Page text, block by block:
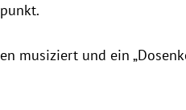
musiziert und ein